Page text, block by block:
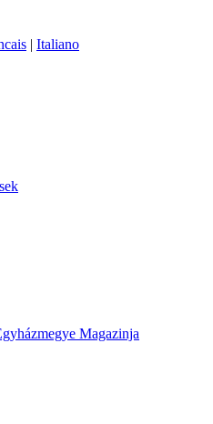
| Italiano
Magazinja